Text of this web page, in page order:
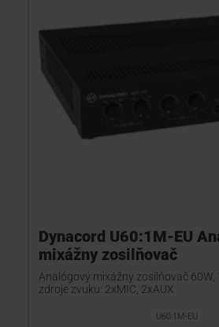
Dynacord U60:1M-EU
mixážny zosilňovač
Analógový mixážny zosilňovač 60W,
zdroje zvuku: 2xMIC, 2xAUX
U60:1M-EU